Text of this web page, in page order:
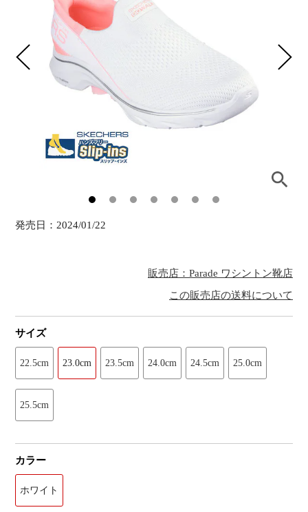
発売日： 2024/01/22
販売店：Parade ワシントン靴店
この販売店の送料について
サイズ
22.5cm 23.0cm 23.5cm 24.0cm 24.5cm 25.0cm
25.5cm
カラー
ホワイト